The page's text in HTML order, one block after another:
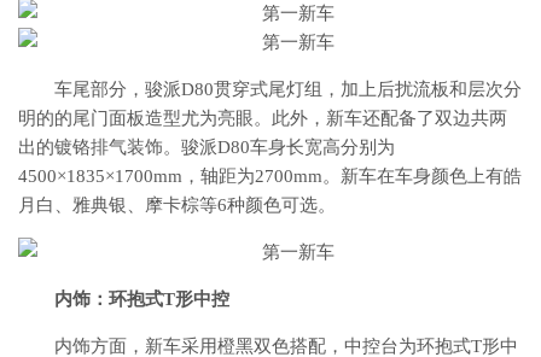
车尾部分，骏派D80贯穿式尾灯组，加上后扰流板和层次分
明的的尾门面板造型尤为亮眼。此外，新车还配备了双边共两
出的镀铬排气装饰。骏派D80车身长宽高分别为
4500×1835×1700mm，轴距为2700mm。新车在车身颜色上有皓
月白、雅典银、摩卡棕等6种颜色可选。
内饰：环抱式T形中控
内饰方面，新车采用橙黑双色搭配，中控台为环抱式T形中